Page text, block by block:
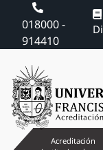
018000 -
914410
Acreditación